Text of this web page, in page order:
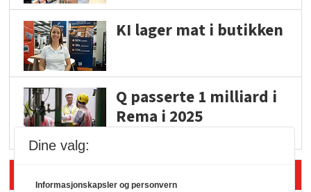
KI lager mat i butikken
Q passerte 1 milliard i
Rema i 2025
Dine valg:
Informasjonskapsler og personvern